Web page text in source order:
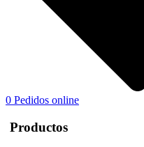
0 Pedidos online
Productos